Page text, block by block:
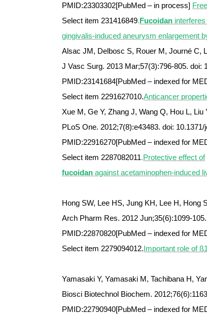
PMID:23303302[PubMed – in process]
Select item 231416849.Fucoidan
gingivalis-induced aneurysm enlargement
Alsac JM, Delbosc S, Rouer M, Journé C,
J Vasc Surg. 2013 Mar;57(3):796-805. doi:
PMID:23141684[PubMed – indexed for
Select item 2291627010.Anticancer
Xue M, Ge Y, Zhang J, Wang Q, Hou L, Liu
PLoS One. 2012;7(8):e43483. doi:
PMID:22916270[PubMed – indexed for
Select item 2287082011.Protective effect of
fucoidan against acetaminophen-induced
Hong SW, Lee HS, Jung KH, Lee H, Hong
Arch Pharm Res. 2012 Jun;35(6):1099-
PMID:22870820[PubMed – indexed for
Select item 2279094012.Important role of
Yamasaki Y, Yamasaki M, Tachibana H,
Biosci Biotechnol Biochem.
PMID:22790940[PubMed – indexed for